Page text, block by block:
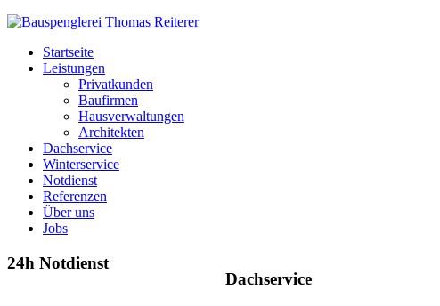
Startseite
Leistungen
Privatkunden
Baufirmen
Hausverwaltungen
Architekten
Dachservice
Winterservice
Notdienst
Referenzen
Über uns
Jobs
Dachservice
24h Notdienst